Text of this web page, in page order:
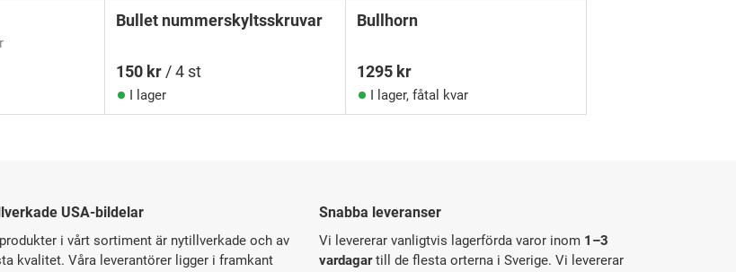
Bullet nummerskyltsskruvar
150 kr / 4 st
I lager
Bullhorn
1295 kr
I lager, fåtal kvar
USA-bildelar
i vårt sortiment är nytillverkade och av
kvalitet. Våra leverantörer ligger i framkant
Snabba leveranser
Vi levererar vanligtvis lagerförda varor inom 1–3
vardagartill de flesta orterna i Sverige. Vi levererar